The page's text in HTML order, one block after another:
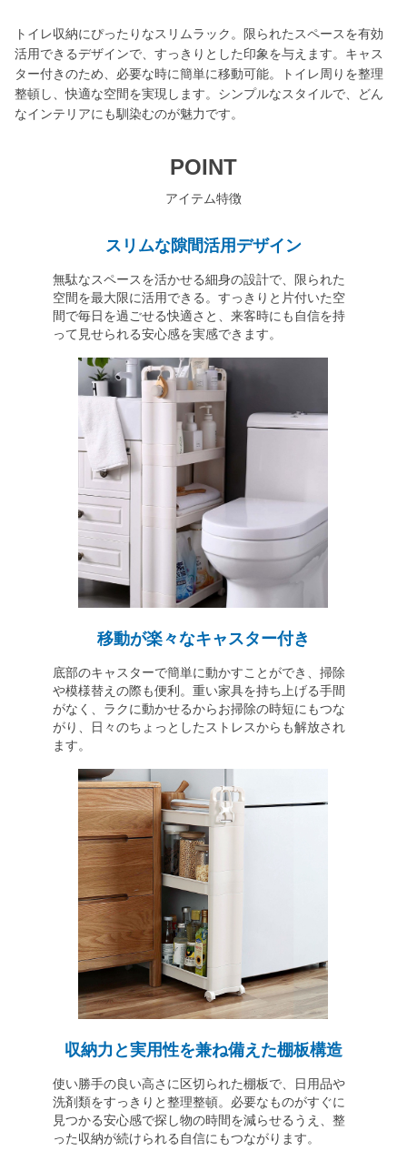
トイレ収納にぴったりなスリムラック。限られたスペースを有効
活用できるデザインで、すっきりとした印象を与えます。キャス
ター付きのため、必要な時に簡単に移動可能。トイレ周りを整理
整頓し、快適な空間を実現します。シンプルなスタイルで、どん
なインテリアにも馴染むのが魅力です。
POINT
アイテム特徴
スリムな隙間活用デザイン
無駄なスペースを活かせる細身の設計で、限られた
空間を最大限に活用できる。すっきりと片付いた空
間で毎日を過ごせる快適さと、来客時にも自信を持
って見せられる安心感を実感できます。
移動が楽々なキャスター付き
底部のキャスターで簡単に動かすことができ、掃除
や模様替えの際も便利。重い家具を持ち上げる手間
がなく、ラクに動かせるからお掃除の時短にもつな
がり、日々のちょっとしたストレスからも解放され
ます。
収納力と実用性を兼ね備えた棚板構造
使い勝手の良い高さに区切られた棚板で、日用品や
洗剤類をすっきりと整理整頓。必要なものがすぐに
見つかる安心感で探し物の時間を減らせるうえ、整
った収納が続けられる自信にもつながります。